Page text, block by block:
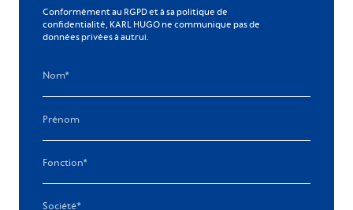
Conformément au RGPD et à sa politique de
confidentialité, KARL HUGO ne communique pas de
données privées à autrui.